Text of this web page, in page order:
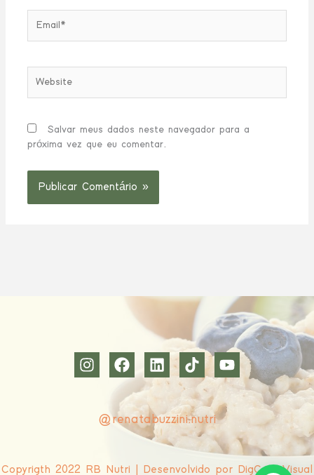
Salvar meus dados neste navegador para a
próxima vez que eu comentar.
@renatabuzzini.nutri
Copyrigth 2022 RB Nutri | Desenvolvido por DigCom Visual